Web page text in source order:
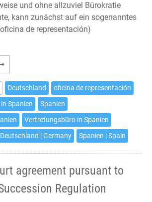
und ohne allzuviel Bürokratie
kann zunächst auf ein sogenanntes
de representación)
Deutschland
oficina de representación
Spanien
Spanien
Vertretungsbüro in Spanien
Deutschland | Germany Spanien | Spain
agreement pursuant to
Regulation